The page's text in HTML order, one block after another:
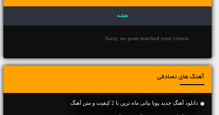
هفته
Sorry, no posts matched your criteria.
آهنگ های تصادفی
دانلود آهنگ جديد پویا بیاتی ماه ترین با 2 کیفیت و متن آهنگ